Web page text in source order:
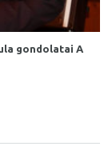
gondolatai A